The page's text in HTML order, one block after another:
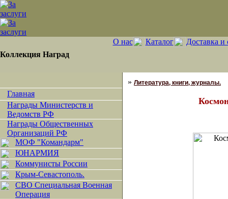
Коллекция Наград
О нас Каталог Доставка и
Главная
Награды Министерств и
Ведомств РФ
Награды Общественных
Организаций РФ
МОФ "Командарм"
ЮНАРМИЯ
Коммунисты России
Крым-Севастополь.
СВО Специальная Военная
Операция
» Литература, книги, журналы.